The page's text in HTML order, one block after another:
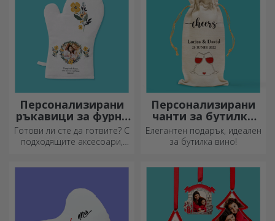
Персонализирани
ръкавици за фурна
и кухненски
аксесоари
Готови ли сте да готвите? С
подходящите аксесоари,
кухнята.
Персонализирани
чанти за бутилки
вино
Елегантен подарък, идеален
за бутилка вино!